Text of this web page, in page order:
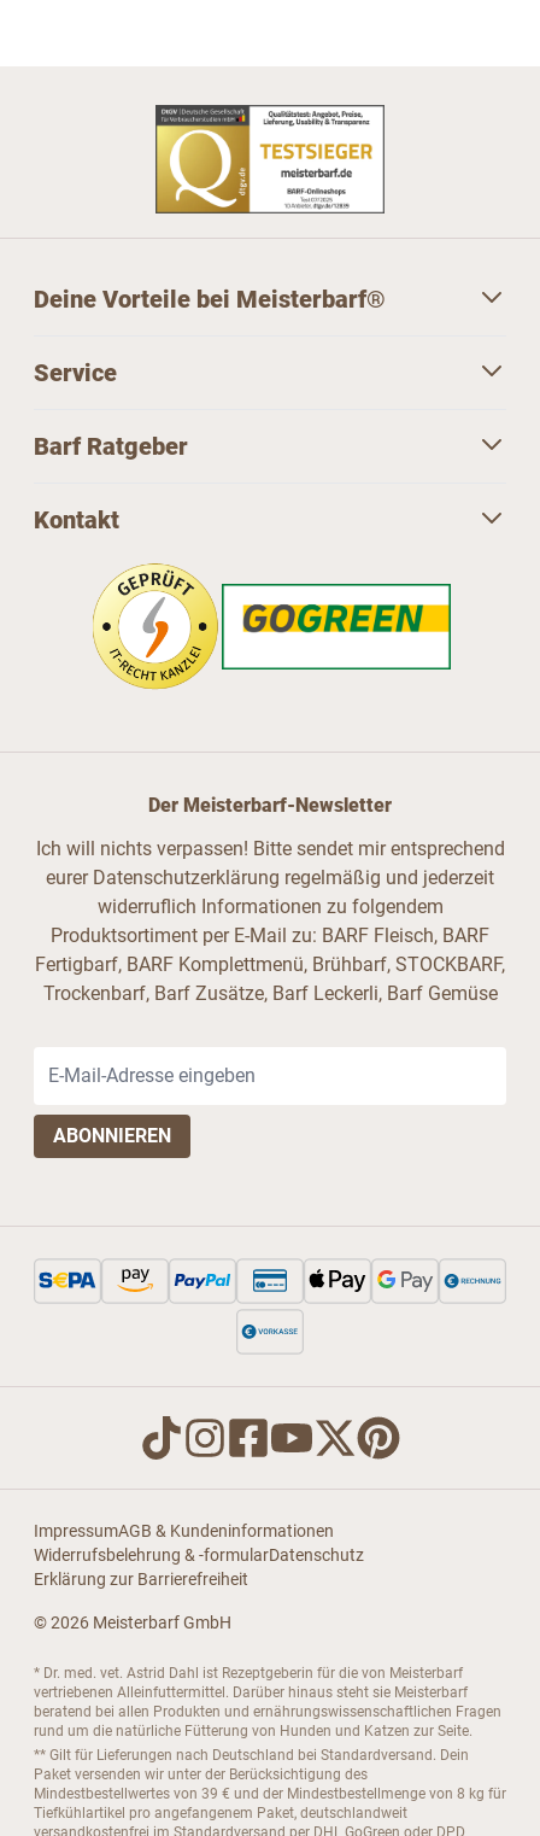
Deine Vorteile bei Meisterbarf®
Service
Barf Ratgeber
Kontakt
Der Meisterbarf-Newsletter
Ich will nichts verpassen! Bitte sendet mir entsprechend
eurer Datenschutzerklärung regelmäßig und jederzeit
widerruflich Informationen zu folgendem
Produktsortiment per E-Mail zu: BARF Fleisch, BARF
Fertigbarf, BARF Komplettmenü, Brühbarf, STOCKBARF,
Trockenbarf, Barf Zusätze, Barf Leckerli, Barf Gemüse
ImpressumAGB & Kundeninformationen
Widerrufsbelehrung & -formularDatenschutz
Erklärung zur Barrierefreiheit
© 2026 Meisterbarf GmbH
* Dr. med. vet. Astrid Dahl ist Rezeptgeberin für die von Meisterbarf
vertriebenen Alleinfuttermittel. Darüber hinaus steht sie Meisterbarf
beratend bei allen Produkten und ernährungswissenschaftlichen Fragen
rund um die natürliche Fütterung von Hunden und Katzen zur Seite.
** Gilt für Lieferungen nach Deutschland bei Standardversand. Dein
Paket versenden wir unter der Berücksichtigung des
Mindestbestellwertes von 39 € und der Mindestbestellmenge von 8 kg für
Tiefkühlartikel pro angefangenem Paket, deutschlandweit
versandkostenfrei im Standardversand per DHL GoGreen oder DPD